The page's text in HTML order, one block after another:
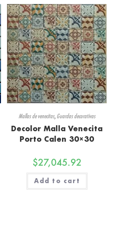
Mallas de venecitas, Guardas decorativas
Decolor Malla Venecita
Porto Calen 30×30
$27,045.92
Add to cart